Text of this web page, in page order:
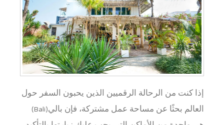
إذا كنت من الرحالة الرقميين الذين يحبون السفر حول
العالم بحثًا عن مساحة عمل مشتركة، فإن بالي(Bali)